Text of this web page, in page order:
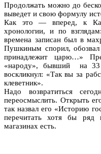
Продолжать можно до
выведет и свою формулу
Как это — вперед, к
хронологии, и по
времена записан был в
Пушкиным спорил, обозвал
принадлежит царю…»
«народу», бывший на
воскликнул: «Так вы за
клеветник».
Надо возвратиться
переосмыслить. Открыть
так назвал его «Историю
перечитать хотя бы ряд
магазинах есть.